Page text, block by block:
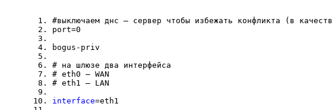
#выключаем днс — сервер чтобы избежать конфликта (в
port=0
bogus-priv
# на шлюзе два интерфейса
# eth0 — WAN
# eth1 — LAN
interface=eth1